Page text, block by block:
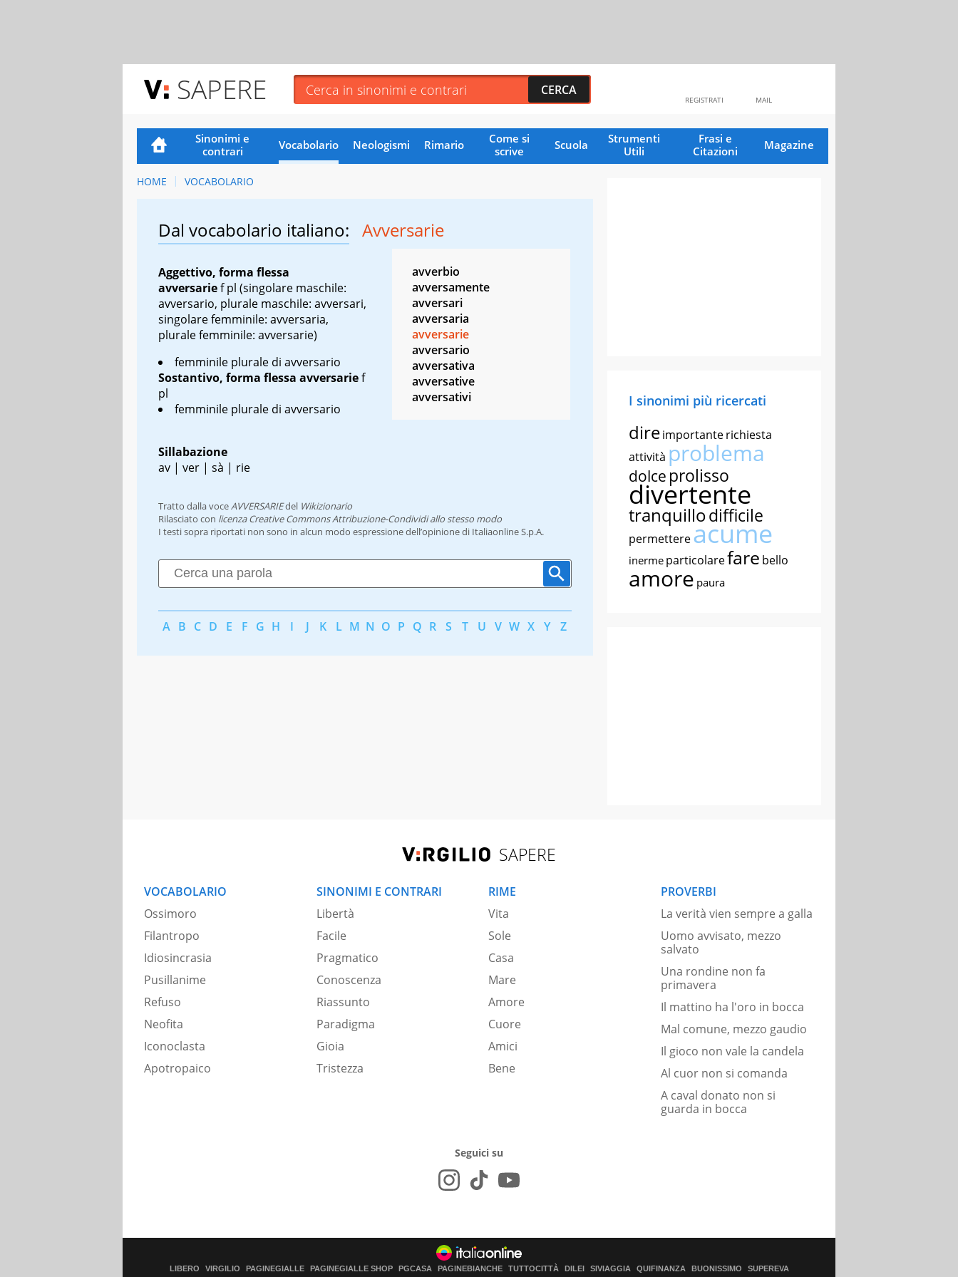
SAPERE MAIL
REGISTRATI
Sinonimi e
contrari
Vocabolario Neologismi Rimario
Come si
scrive
Scuola
Strumenti
Utili
Frasi e
Citazioni
Magazine
HOME VOCABOLARIO
Dal vocabolario italiano: Avversarie
Aggettivo, forma flessa
avversarief pl (singolare maschile:
avversario, plurale maschile: avversari,
singolare femminile: avversaria,
plurale femminile: avversarie)
femminile plurale di avversario
Sostantivo, forma flessa avversarief
pl
femminile plurale di avversario
Sillabazione
av | ver | sà | rie
avverbio
avversamente
avversari
avversaria
avversarie
avversario
avversativa
avversative
avversativi
Tratto dalla voce AVVERSARIEdel Wikizionario
Rilasciato con licenza Creative Commons Attribuzione-Condividi allo stesso modo
I testi sopra riportati non sono in alcun modo espressione dell’opinione di Italiaonline S.p.A.
A B C D E F G H I J K L M N O P Q R S T U V W X Y Z
I sinonimi più ricercati
direimportanterichiesta
attività problema
dolce prolisso
divertente
tranquillodifficile
permettereacume
inerme particolarefare bello
amore paura
SAPERE
VOCABOLARIO
Ossimoro
Filantropo
Idiosincrasia
Pusillanime
Refuso
Neofita
Iconoclasta
Apotropaico
SINONIMI E CONTRARI
Libertà
Facile
Pragmatico
Conoscenza
Riassunto
Paradigma
Gioia
Tristezza
RIME
Vita
Sole
Casa
Mare
Amore
Cuore
Amici
Bene
PROVERBI
La verità vien sempre a galla
Uomo avvisato, mezzo
salvato
Una rondine non fa
primavera
Il mattino ha l'oro in bocca
Mal comune, mezzo gaudio
Il gioco non vale la candela
Al cuor non si comanda
A caval donato non si
guarda in bocca
Seguici su
LIBERO VIRGILIO PAGINEGIALLE PAGINEGIALLE SHOP PGCASA PAGINEBIANCHE TUTTOCITTÀ DILEI SIVIAGGIA QUIFINANZA BUONISSIMO SUPEREVA